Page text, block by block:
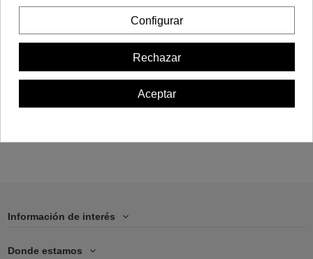
Funda Móvil -
17,00 €
Información de interés
Donde estamos
Configurar
Rechazar
Aceptar